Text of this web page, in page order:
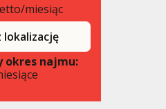
miesiąc
lokalizację
okres najmu: